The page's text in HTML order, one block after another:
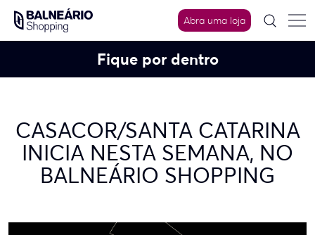
content
Abra uma loja
Fique por dentro
CASACOR/SANTA CATARINA
INICIA NESTA SEMANA, NO
BALNEÁRIO SHOPPING